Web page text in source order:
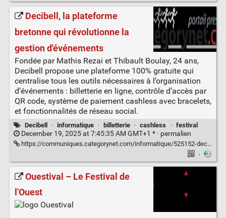
Decibell, la plateforme
bretonne qui révolutionne la
gestion d'événements
Fondée par Mathis Rezai et Thibault Boulay, 24 ans,
Decibell propose une plateforme 100% gratuite qui
centralise tous les outils nécessaires à l’organisation
d’événements : billetterie en ligne, contrôle d’accès par
QR code, système de paiement cashless avec bracelets,
et fonctionnalités de réseau social.
Decibell · informatique · billetterie · cashless · festival
December 19, 2025 at 7:45:35 AM GMT+1 * · permalien
https://communiques.categorynet.com/informatique/525152-decibell-la-plateforme-bretonne-qui-revolutionne-la-gestion/
·
Ouestival – Le Festival de
l'Ouest